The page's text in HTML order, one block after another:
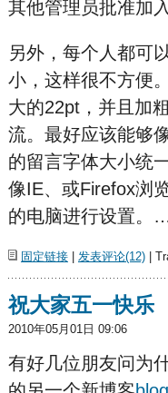
其他管理员批准加入
另外，每个人都可
小，这样很不方便
大的22pt，并且加
流。最好应该能够
的留言字体大小统
像IE、或Firefox浏
的电脑进行设置
固定链接| 发表评论(12)|
祝大家五一快乐
2010年05月01日 09:06
有好几位朋友问为